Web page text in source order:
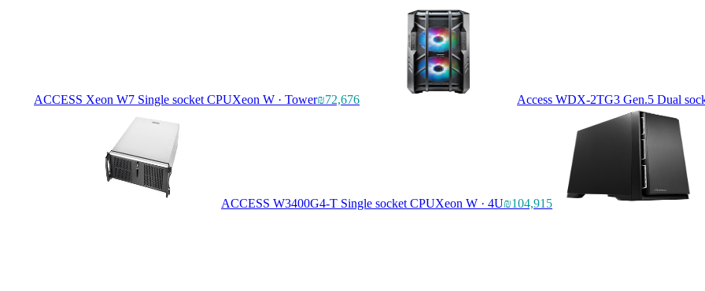
ACCESS Xeon W7 Single socket CPUXeon W · Tower₪72,676 Access WDX-2TG3 Gen.5 Dual
ACCESS W3400G4-T Single socket CPUXeon W · 4U₪104,915